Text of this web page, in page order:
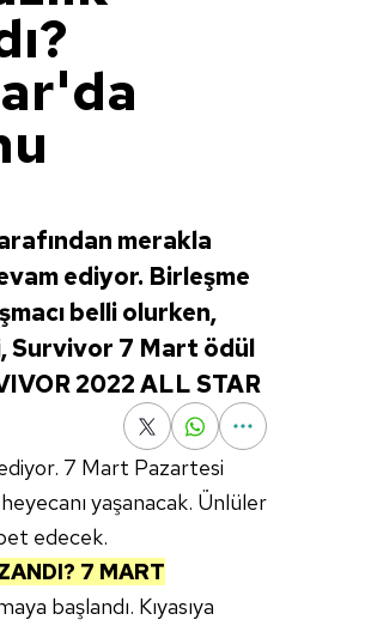
merakla
ediyor. Birleşme
belli olurken,
Survivor 7 Mart ödül
2022 ALL STAR
7 Mart Pazartesi
yaşanacak. Ünlüler
edecek.
7 MART
başlandı. Kıyasıya